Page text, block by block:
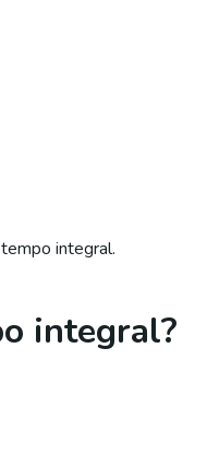
integral.
integral?